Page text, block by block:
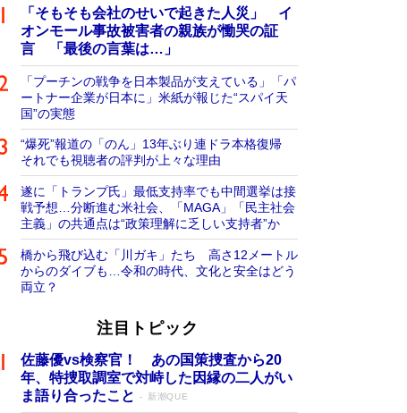
「そもそも会社のせいで起きた人災」 イ
オンモール事故被害者の親族が慟哭の証
言 「最後の言葉は…」
「プーチンの戦争を日本製品が支えている」「パ
ートナー企業が日本に」米紙が報じた“スパイ天
国”の実態
“爆死”報道の「のん」13年ぶり連ドラ本格復帰
それでも視聴者の評判が上々な理由
遂に「トランプ氏」最低支持率でも中間選挙は接
戦予想…分断進む米社会、「MAGA」「民主社会
主義」の共通点は“政策理解に乏しい支持者”か
橋から飛び込む「川ガキ」たち 高さ12メートル
からのダイブも…令和の時代、文化と安全はどう
両立？
注目トピック
佐藤優vs検察官！ あの国策捜査から20
年、特捜取調室で対峙した因縁の二人がい
ま語り合ったこと
新潮QUE